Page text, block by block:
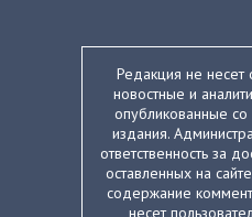
Редакция не несет
новостные и
опубликованные
издания.
ответственность за
оставленных на
содержание
несет